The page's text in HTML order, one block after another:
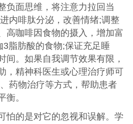
负面思维，将注意力拉回当
内啡肽分泌，改善情绪;调整
高咖啡因食物的摄入，增加富
脂肪酸的食物;保证充足睡
间。如果自我调节效果有限，
，精神科医生或心理治疗师可
药物治疗等方式，帮助患者
衡。
怕的是对它的忽视和误解。学